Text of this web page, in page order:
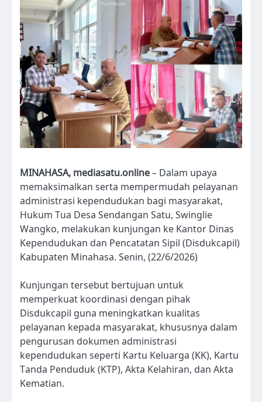
MINAHASA, mediasatu.online– Dalam upaya
memaksimalkan serta mempermudah pelayanan
administrasi kependudukan bagi masyarakat,
Hukum Tua Desa Sendangan Satu, Swinglie
Wangko, melakukan kunjungan ke Kantor Dinas
Kependudukan dan Pencatatan Sipil (Disdukcapil)
Kabupaten Minahasa. Senin, (22/6/2026)
Kunjungan tersebut bertujuan untuk
memperkuat koordinasi dengan pihak
Disdukcapil guna meningkatkan kualitas
pelayanan kepada masyarakat, khususnya dalam
pengurusan dokumen administrasi
kependudukan seperti Kartu Keluarga (KK), Kartu
Tanda Penduduk (KTP), Akta Kelahiran, dan Akta
Kematian.